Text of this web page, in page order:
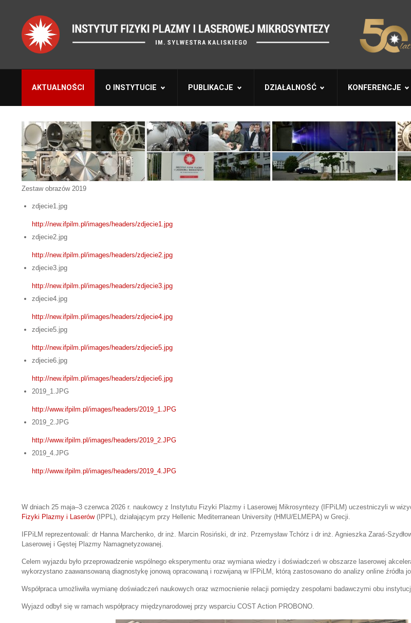
AKTUALNOŚCI O INSTYTUCIE PUBLIKACJE DZIAŁALNOŚĆ KONFERENCJE
Zestaw obrazów 2019
zdjecie1.jpg
http://new.ifpilm.pl/images/headers/zdjecie1.jpg
zdjecie2.jpg
http://new.ifpilm.pl/images/headers/zdjecie2.jpg
zdjecie3.jpg
http://new.ifpilm.pl/images/headers/zdjecie3.jpg
zdjecie4.jpg
http://new.ifpilm.pl/images/headers/zdjecie4.jpg
zdjecie5.jpg
http://new.ifpilm.pl/images/headers/zdjecie5.jpg
zdjecie6.jpg
http://new.ifpilm.pl/images/headers/zdjecie6.jpg
2019_1.JPG
http://www.ifpilm.pl/images/headers/2019_1.JPG
2019_2.JPG
http://www.ifpilm.pl/images/headers/2019_2.JPG
2019_4.JPG
http://www.ifpilm.pl/images/headers/2019_4.JPG
W dniach 25 maja–3 czerwca 2026 r. naukowcy z Instytutu Fizyki Plazmy i Laserowej Mikrosyntezy (IFPiLM) uczestniczyli w
Fizyki Plazmy i Laserów(IPPL), działającym przy Hellenic Mediterranean University (HMU/ELMEPA) w Grecji.
IFPiLM reprezentowali: dr Hanna Marchenko, dr inż. Marcin Rosiński, dr inż. Przemysław Tchórz i dr inż. Agnieszka Zaraś-
Laserowej i Gęstej Plazmy Namagnetyzowanej.
Celem wyjazdu było przeprowadzenie wspólnego eksperymentu oraz wymiana wiedzy i doświadczeń w obszarze laserowej
wykorzystano zaawansowaną diagnostykę jonową opracowaną i rozwijaną w IFPiLM, którą zastosowano do analizy online źródła
Współpraca umożliwiła wymianę doświadczeń naukowych oraz wzmocnienie relacji pomiędzy zespołami badawczymi obu
Wyjazd odbył się w ramach współpracy międzynarodowej przy wsparciu COST Action PROBONO.